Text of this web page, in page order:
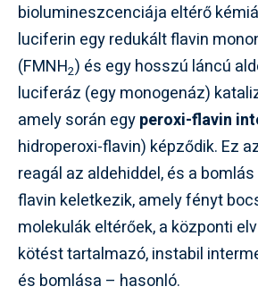
biolumineszcenciája eltérő
luciferin egy redukált flavin
(FMNH2) és egy hosszú láncú
luciferáz (egy monogenáz)
amely során egyperoxi-flavin
hidroperoxi-flavin) képződik. Ez
reagál az aldehiddel, és a
flavin keletkezik, amely fényt
molekulák eltérőek, a központi
kötést tartalmazó, instabil
és bomlása – hasonló.